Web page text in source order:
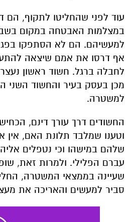
עוד לפני שהחליטו לתקוף, הם
במצלמות האבטחה במקום
למעשיהם. הם לא הסתפקו
אף דרסו את אמם שיצאה
לחבלה ברגל. חשוד ראשון
מכן בעסק בעיר והחשוד השני
למשטרה.
החשודים דרך עורך דינם,
וטענו שמלבד תלונת האם, אין
שלהם במישהו וכי נטפלים
עברם הפלילי. ולמרות זאת,
שעיינה בממצאי המשטרה,
סביר למעשים והאריכה את